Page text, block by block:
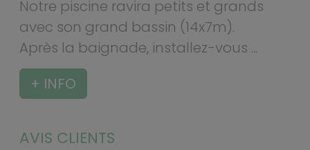
Notre piscine ravira petits et grands
avec son grand bassin (14x7m).
Après la baignade, installez-vous ...
+ INFO
AVIS CLIENTS